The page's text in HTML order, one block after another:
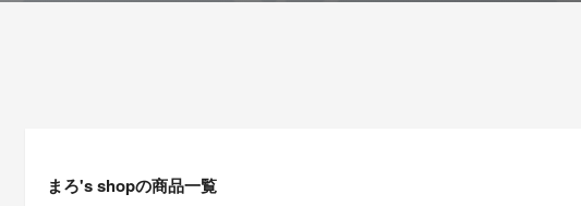
まろ's shopの商品一覧